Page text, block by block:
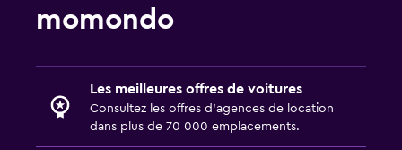
momondo
Les meilleures offres de voitures
Consultez les offres d’agences de location
dans plus de 70 000 emplacements.